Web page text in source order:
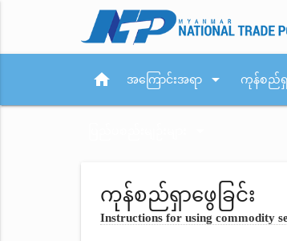
home အကြောင်းအရာ arrow_drop_down ကုန်စည်ရှ
ကုန်စည်ရှာဖွေခြင်း
Instructions for using commodity